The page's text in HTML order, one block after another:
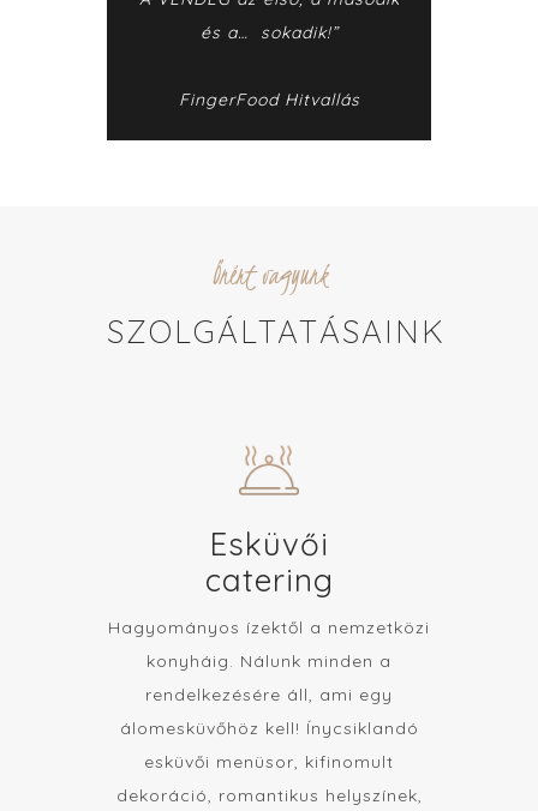
és a… sokadik!”
FingerFood Hitvallás
Önért vagyunk
SZOLGÁLTATÁSAINK
Esküvői
catering
Hagyományos ízektől a nemzetközi
konyháig. Nálunk minden a
rendelkezésére áll, ami egy
álomesküvőhöz kell! Ínycsiklandó
esküvői menüsor, kifinomult
dekoráció, romantikus helyszínek,